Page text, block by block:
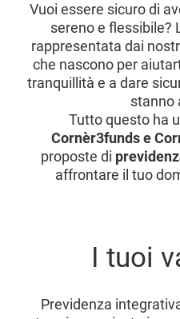
Vuoi essere sicuro di
sereno e flessibile?
rappresentata dai
che nascono per
tranquillità e a dare
stanno
Tutto questo ha
Cornèr3funds e
proposte di
affrontare il tuo
I tuoi
Previdenza